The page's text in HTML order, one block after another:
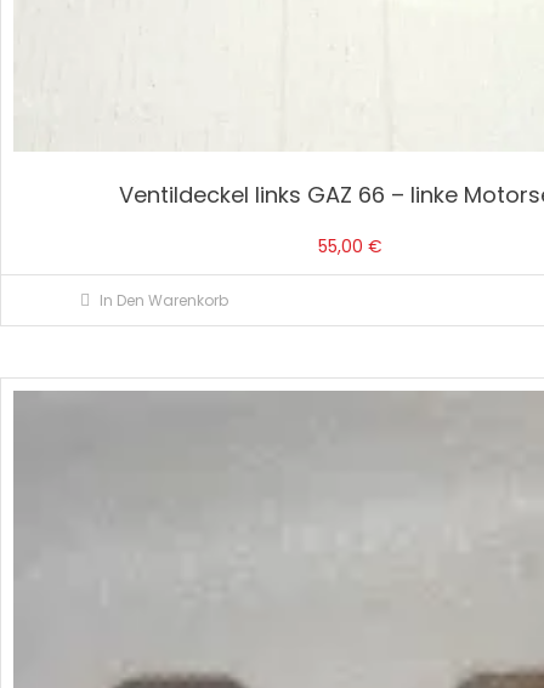
Ventildeckel links GAZ 66 – linke
55,00 €
In Den Warenkorb